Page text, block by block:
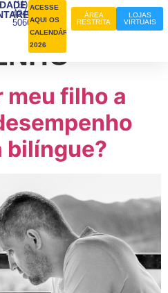
(11)
4240-
5060
ACESSE
AQUI OS
CALENDÁRIOS
2026
ÁREA
RESTRITA
LOJAS
VIRTUAIS
meu filho a
bilíngue?